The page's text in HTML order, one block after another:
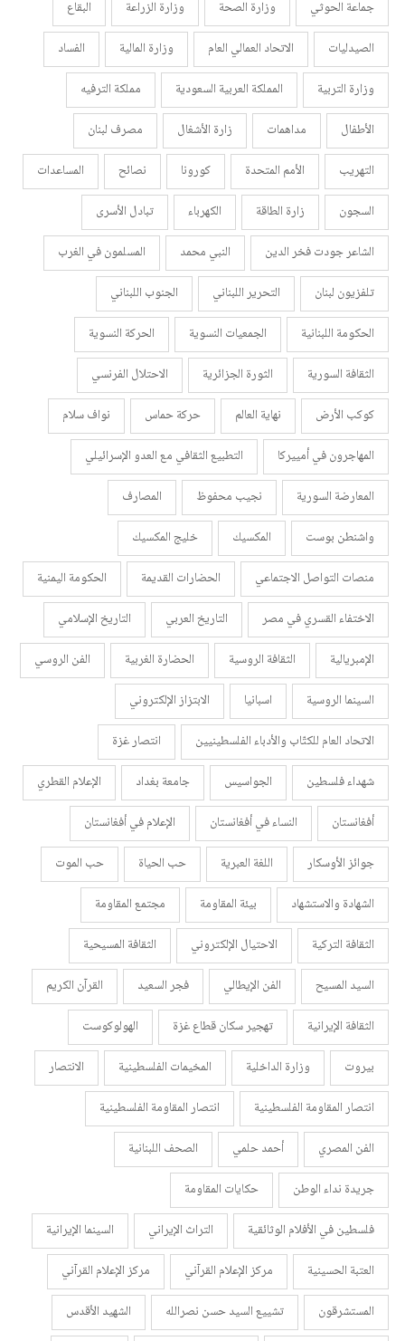
جماعة الحوثي وزارة الصحة وزارة الزراعة
البقاع
الصيدليات
الاتحاد العمالي العام وزارة المالية
الفساد
وزارة التربية
المملكة العربية السعودية
مملكة الترفيه
الأطفال
مداهمات زارة الأشغال
مصرف لبنان
التهريب
الأمم المتحدة كورونا نصائح
المساعدات
السجون
زارة الطاقة الكهرباء
تبادل الأسرى
الشاعر جودت فخر الدين
النبي محمد
المسلمون في الغرب
تلفزيون لبنان
التحرير اللبناني
الجنوب اللبناني
الحكومة اللبنانية
الجمعيات النسوية
الحركة النسوية
الثقافة السورية
الثورة الجزائرية
الاحتلال الفرنسي
كوكب الأرض
نهاية العالم حركة حماس
نواف سلام
المهاجرون في أمييركا
التطبيع الثقافي مع العدو الإسرائيلي
المعارضة السورية
نجيب محفوظ
المصارف
واشنطن بوست
المكسيك
خليج المكسيك
منصات التواصل الاجتماعي
الحضارات القديمة
الحكومة اليمنية
الاختفاء القسري في مصر
التاريخ العربي
التاريخ الإسلامي
الإمبريالية
الثقافة الروسية الحضارة الغربية
الفن الروسي
السينما الروسية
اسبانيا
الابتزاز الإلكتروني
الاتحاد العام للكتّاب والأدباء الفلسطينيين
انتصار غزة
شهداء فلسطين
الجواسيس جامعة بغداد
الإعلام القطري
أفغانستان
النساء في أفغانستان
الإعلام في أفغانستان
جوائز الأوسكار
اللغة العبرية حب الحياة
حب الموت
الشهادة والاستشهاد
بيئة المقاومة
مجتمع المقاومة
الثقافة التركية
الاحتيال الإلكتروني
الثقافة المسيحية
السيد المسيح
الفن الإيطالي فجر السعيد
القرآن الكريم
الثقافة الإيرانية
تهجير سكان قطاع غزة
الهولوكوست
بيروت
وزارة الداخلية المخيمات الفلسطينية
الانتصار
انتصار المقاومة الفلسطينية
انتصار المقاومة الفلسطينية
الفن المصري
أحمد حلمي
الصحف اللبنانية
جريدة نداء الوطن
حكايات المقاومة
فلسطين في الأفلام الوثائقية
التراث الإيراني
السينما الإيرانية
العتبة الحسينية
مركز الإعلام القرآني
مركز الإعلام القرآني
المستشرقون
تشييع السيد حسن نصرالله
الشهيد الأقدس